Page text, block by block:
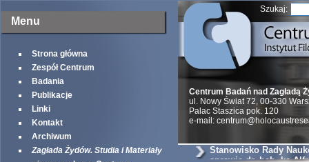
Menu
Strona główna
Zespół Centrum
Badania
Publikacje
Linki
Kontakt
Archiwum
Zagłada Żydów. Studia i Materiały
Szukaj:
Centrum Badań nad Zagładą
ul. Nowy Świat 72, 00-330
Palac Staszica pok. 120
e-mail:
Stanowisko Rady